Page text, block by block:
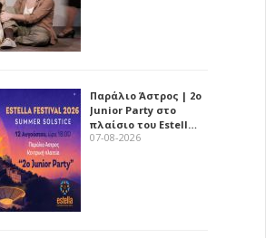
Παράλιο Άστρος | 2ο
Junior Party στο
πλαίσιο του Estell…
07-08-2026